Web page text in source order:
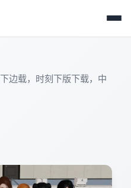
边载，时刻下版下载，中